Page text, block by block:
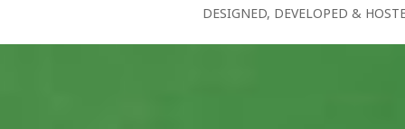
DESIGNED, DEVELOPED &